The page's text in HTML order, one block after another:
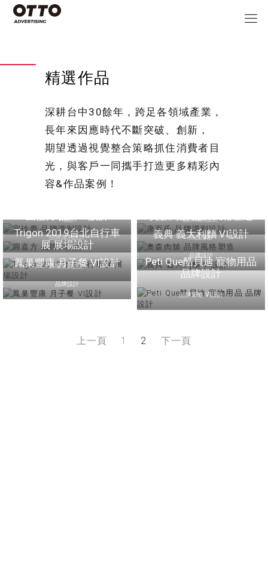
精選作品
深耕台中30餘年，跨足各領域產業，
長年來因應時代不斷突破、創新，
期望透過視覺整合策略抓住消費者目
光，與客戶一同攜手打造更多精彩內
容&作品案例！
VI設計 品牌識別設計
品牌識別設計 商品攝影
Trigon 2019台北自行車
展 展場設計
展場規劃設計
義典 義大利麵 VI設計
品牌設計
鳳巢豐康 月子餐 VI設計
品牌設計
Peti Que酷貝迪 寵物用品
品牌設計
品牌策略 VI設計
上一頁 1 2 下一頁